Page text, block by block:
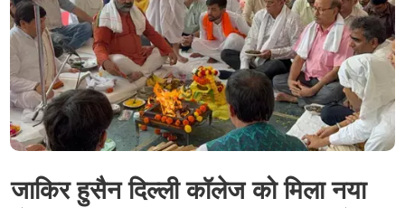
जाकिर हुसैन दिल्ली कॉलेज को मिला नया